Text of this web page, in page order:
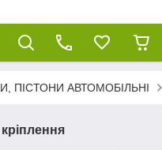
ПІСТОНИ АВТОМОБІЛЬНІ
кріплення